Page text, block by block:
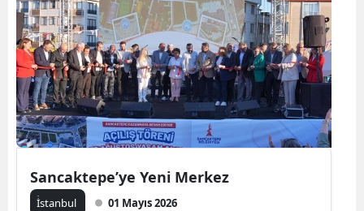
Sancaktepe’ye Yeni Merkez
İ̇stanbul 01 Mayıs 2026